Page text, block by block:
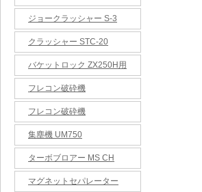
ジョークラッシャー S-3
クラッシャー STC-20
バケットロック ZX250H用
フレコン破砕機
フレコン破砕機
集塵機 UM750
ターボブロアー MS CH
マグネットセパレーター